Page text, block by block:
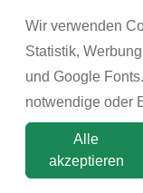
Wir verwenden
Statistik,
und Google
notwendige oder
Alle
akzeptieren
erhalten haben. Er
Begreifen der
der äußeren
überträgt. Ziel sei
seinem Tod viele
begründeten etwa